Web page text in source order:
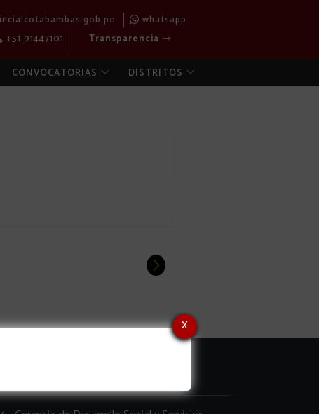
whatsapp
+51 91447101 Transparencia
CONVOCATORIAS DISTRITOS
x